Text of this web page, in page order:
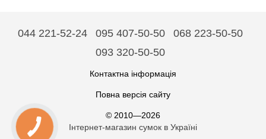
044 221-52-24 095 407-50-50
068 223-50-50
093 320-50-50
Контактна інформація
Повна версія сайту
© 2010—2026
Інтернет-магазин сумок в Україні